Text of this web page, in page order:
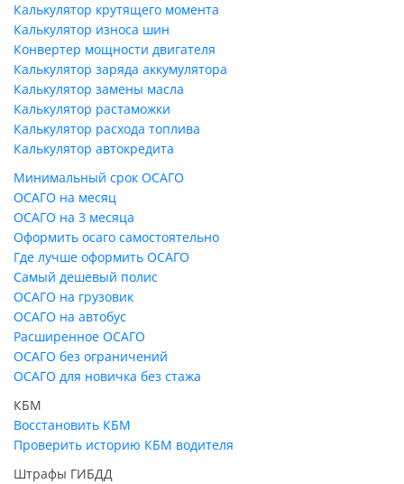
Калькулятор крутящего момента
Калькулятор износа шин
Конвертер мощности двигателя
Калькулятор заряда аккумулятора
Калькулятор замены масла
Калькулятор растаможки
Калькулятор расхода топлива
Калькулятор автокредита
Минимальный срок ОСАГО
ОСАГО на месяц
ОСАГО на 3 месяца
Оформить осаго самостоятельно
Где лучше оформить ОСАГО
Самый дешевый полис
ОСАГО на грузовик
ОСАГО на автобус
Расширенное ОСАГО
ОСАГО без ограничений
ОСАГО для новичка без стажа
КБМ
Восстановить КБМ
Проверить историю КБМ водителя
Штрафы ГИБДД